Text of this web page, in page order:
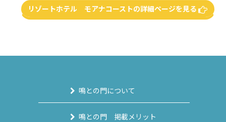
リゾートホテル モアナコーストの詳細ページを見る
鳴との門について
鳴との門 掲載メリット